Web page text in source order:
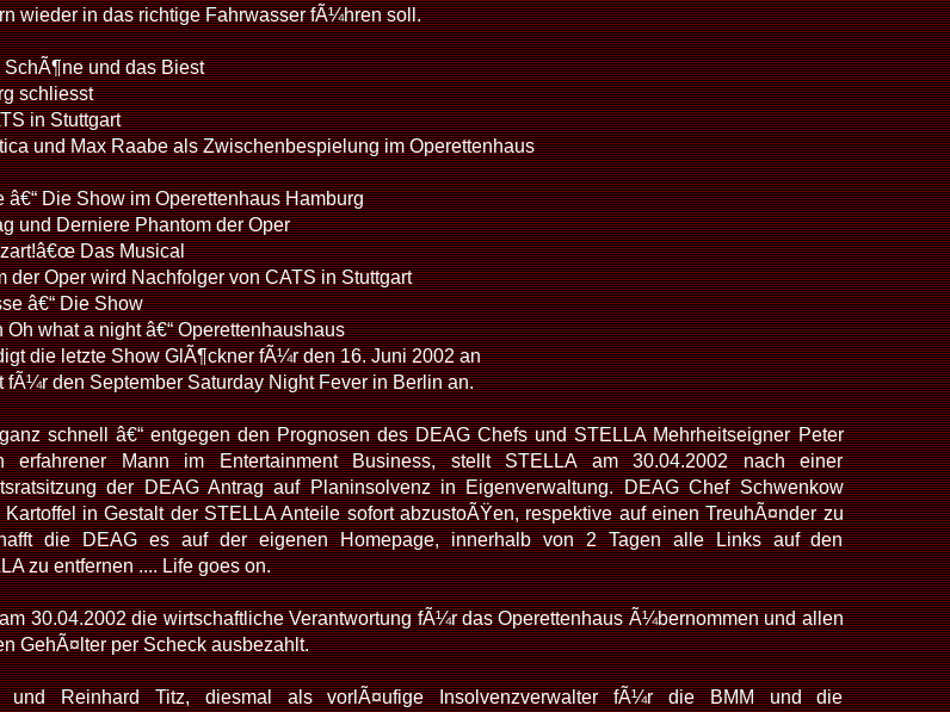
wieder in das richtige Fahrwasser fÃ¼hren soll.
und das Biest
schliesst
in Stuttgart
und Max Raabe als Zwischenbespielung im Operettenhaus
Die Show im Operettenhaus Hamburg
und Derniere Phantom der Oper
Das Musical
der Oper wird Nachfolger von CATS in Stuttgart
â€“ Die Show
what a night â€“ Operettenhaushaus
die letzte Show GlÃ¶ckner fÃ¼r den 16. Juni 2002 an
den September Saturday Night Fever in Berlin an.
schnell â€“ entgegen den Prognosen des DEAG Chefs und STELLA Mehrheitseigner Peter
erfahrener Mann im Entertainment Business, stellt STELLA am 30.04.2002 nach einer
der DEAG Antrag auf Planinsolvenz in Eigenverwaltung. DEAG Chef Schwenkow
in Gestalt der STELLA Anteile sofort abzustoÃŸen, respektive auf einen TreuhÃ¤nder zu
die DEAG es auf der eigenen Homepage, innerhalb von 2 Tagen alle Links auf den
zu entfernen .... Life goes on.
30.04.2002 die wirtschaftliche Verantwortung fÃ¼r das Operettenhaus Ã¼bernommen und allen
GehÃ¤lter per Scheck ausbezahlt.
und Reinhard Titz, diesmal als vorlÃ¤ufige Insolvenzverwalter fÃ¼r die BMM und die